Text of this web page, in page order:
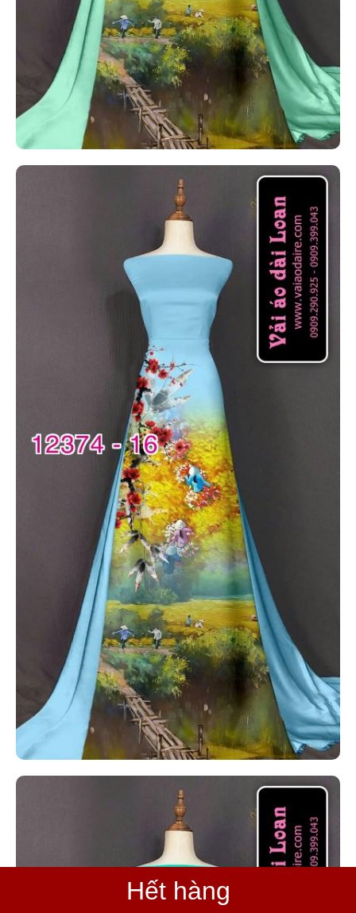
Hết hàng